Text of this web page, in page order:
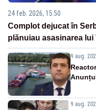
24 feb. 2026, 15:50
Complot dejucat în
plănuiau asasinarea lui
9 aug.
9 aug.